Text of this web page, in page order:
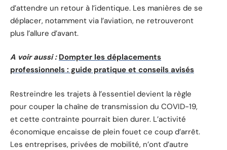
d’attendre un retour à l’identique. Les manières de se
déplacer, notamment via l’aviation, ne retrouveront
plus l’allure d’avant.
A voir aussi : Dompter les déplacements
professionnels : guide pratique et conseils avisés
Restreindre les trajets à l’essentiel devient la règle
pour couper la chaîne de transmission du COVID-19,
et cette contrainte pourrait bien durer. L’activité
économique encaisse de plein fouet ce coup d’arrêt.
Les entreprises, privées de mobilité, n’ont d’autre